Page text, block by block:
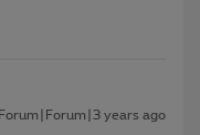
Forum|Forum|3 years ago